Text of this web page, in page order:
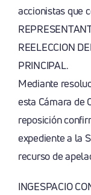
accionistas que
REELECCION
PRINCIPAL.
Mediante
esta Cámara de
reposición
expediente a la
recurso de
INGESPACIO